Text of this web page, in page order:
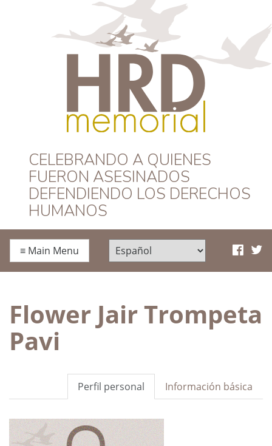
HRD Memorial –
Español
CELEBRANDO A QUIENES
FUERON ASESINADOS
DEFENDIENDO LOS DERECHOS
HUMANOS
≡ Main Menu
Flower Jair Trompeta
Pavi
Información básica
Perfil personal